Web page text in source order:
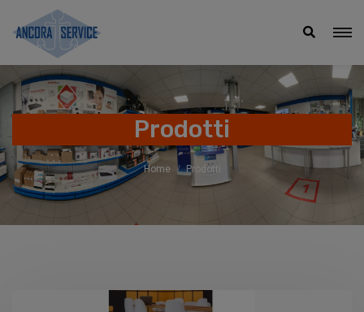
Prodotti
Home Prodotti